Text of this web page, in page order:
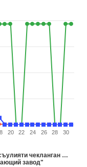
чекланган …
завод"
20 22 24 26 28 30